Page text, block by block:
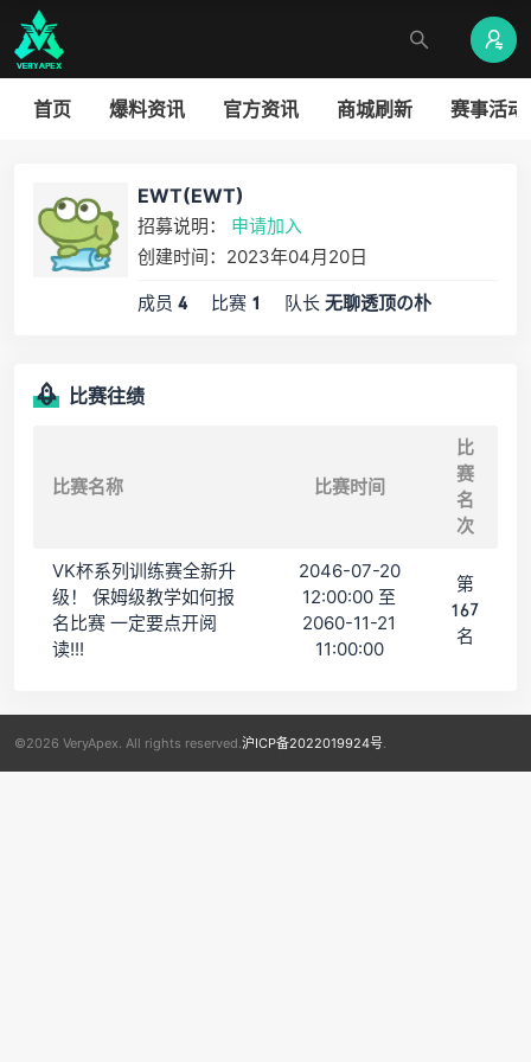
首页 爆料资讯 官方资讯 商城刷新 赛事活动
EWT(EWT)
招募说明： 申请加入
创建时间：2023年04月20日
成员 4 比赛 1 队长 无聊透顶の朴
比赛往绩
比赛名称 比赛时间
比
赛
名
次
VK杯系列训练赛全新升
级！ 保姆级教学如何报
名比赛 一定要点开阅
读!!!
2046-07-20
12:00:00 至
2060-11-21
11:00:00
第
167
名
©2026 VeryApex. All rights reserved. 沪ICP备2022019924号